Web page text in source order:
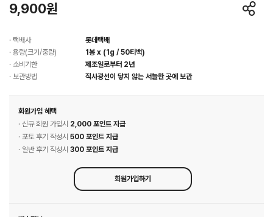
9,900원
· 택배사
롯데택배
· 용량(크기/중량)
1봉 x (1g / 50티백)
· 소비기한
제조일로부터 2년
· 보관방법
직사광선이 닿지 않는 서늘한 곳에 보관
회원가입 혜택
· 신규 회원 가입시 2,000 포인트 지급
· 포토 후기 작성시 500 포인트 지급
· 일반 후기 작성시 300 포인트 지급
회원가입하기